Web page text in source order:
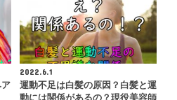
2022.6.1
運動不足は白髪の原因？白髪と運
動には関係があるの？現役美容師